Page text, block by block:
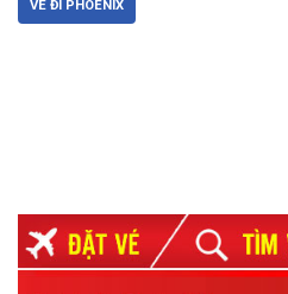
VÉ ĐI PHOENIX